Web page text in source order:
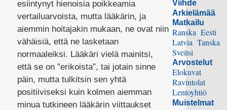
esiintynyt hienoisia poikkeamia
vertailuarvoista, mutta lääkärin, ja
aiemmin hoitajakin mukaan, ne ovat niin
vähäisiä, että ne lasketaan
normaaleiksi. Lääkäri vielä mainitsi,
että se on ”erikoista”, tai jotain sinne
päin, mutta tulkitsin sen yhtä
positiiviseksi kuin kolmen aiemman
minua tutkineen lääkärin viittaukset
Viihde
Arkielämää
Matkailu
Ranska Eesti
Latvia Tanska
Sveitsi
Arvostelut
Elokuvat
Ravintolat
Lentoyhtiö
Muistelmat